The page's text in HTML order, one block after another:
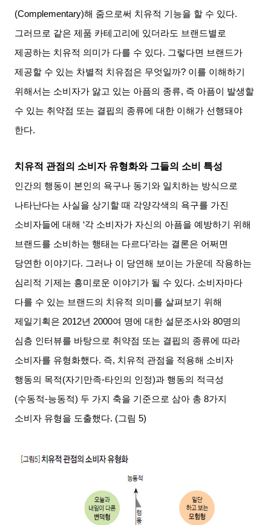
(Complementary)해 줌으로써 치유적 기능을 할 수 있다.
그러므로 같은 제품 카테고리에 있더라도 브랜드별로
제공하는 치유적 의미가 다를 수 있다. 그렇다면 브랜드가
제공할 수 있는 차별적 치유점은 무엇일까? 이를 이해하기
위해서는 소비자가 앓고 있는 아픔의 종류, 즉 아픔이 발생할
수 있는 취약점 또는 결핍의 종류에 대한 이해가 선행돼야
한다.
치유적 관점의 소비자 유형화와 그들의 소비 특성
인간의 행동이 본인의 욕구나 동기와 일치하는 방식으로
나타난다는 사실을 상기할 때 각양각색의 욕구를 가진
소비자들에 대해 ‘각 소비자가 자신의 아픔을 예방하기 위해
브랜드를 소비하는 행태는 다르다’라는 결론은 어쩌면
당연한 이야기다. 그러나 이 당연해 보이는 가운데 작용하는
심리적 기제는 흥미로운 이야기가 될 수 있다. 소비자마다
다를 수 있는 브랜드의 치유적 의미를 살펴보기 위해
제일기획은 2012년 2000여 명에 대한 설문조사와 80명의
심층 인터뷰를 바탕으로 취약점 또는 결핍의 종류에 따라
소비자를 유형화했다. 즉, 치유적 관점을 적용해 소비자
행동의 목적(자기만족-타인의 인정)과 행동의 적극성
(수동적-능동적) 두 가지 축을 기준으로 삼아 총 8가지
소비자 유형을 도출했다. (그림 5)